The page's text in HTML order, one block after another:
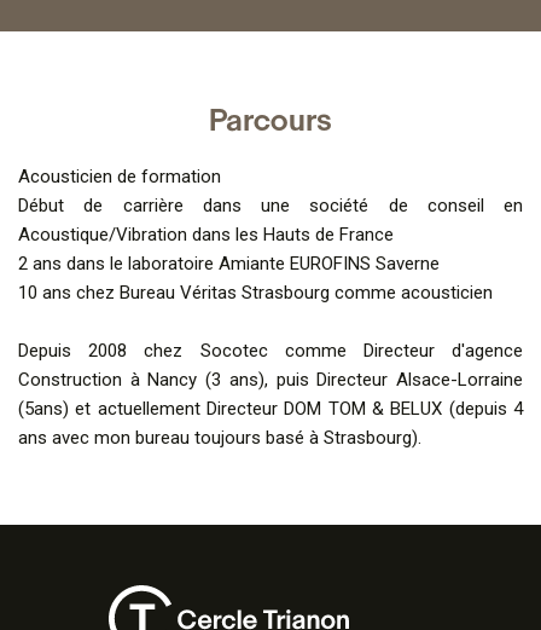
Parcours
Acousticien de formation
Début de carrière dans une société de conseil en
Acoustique/Vibration dans les Hauts de France
2 ans dans le laboratoire Amiante EUROFINS Saverne
10 ans chez Bureau Véritas Strasbourg comme acousticien
Depuis 2008 chez Socotec comme Directeur d'agence
Construction à Nancy (3 ans), puis Directeur Alsace-Lorraine
(5ans) et actuellement Directeur DOM TOM & BELUX (depuis 4
ans avec mon bureau toujours basé à Strasbourg).